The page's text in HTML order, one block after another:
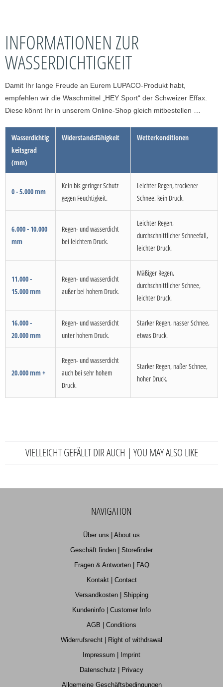
INFORMATIONEN ZUR
WASSERDICHTIGKEIT
Damit Ihr lange Freude an Eurem LUPACO-Produkt habt,
empfehlen wir die Waschmittel „HEY Sport“ der Schweizer Effax.
Diese könnt Ihr in unserem Online-Shop gleich mitbestellen …
Wasserdichtig
keitsgrad
(mm)
Widerstandsfähigkeit Wetterkonditionen
0 - 5.000 mm
Kein bis geringer Schutz
gegen Feuchtigkeit.
Leichter Regen, trockener
Schnee, kein Druck.
6.000 - 10.000
mm
Regen- und wasserdicht
bei leichtem Druck.
Leichter Regen,
durchschnittlicher Schneefall,
leichter Druck.
11.000 -
15.000 mm
Regen- und wasserdicht
außer bei hohem Druck.
Mäßiger Regen,
durchschnittlicher Schnee,
leichter Druck.
16.000 -
20.000 mm
Regen- und wasserdicht
unter hohem Druck.
Starker Regen, nasser Schnee,
etwas Druck.
20.000 mm +
Regen- und wasserdicht
auch bei sehr hohem
Druck.
Starker Regen, naßer Schnee,
hoher Druck.
VIELLEICHT GEFÄLLT DIR AUCH | YOU MAY ALSO LIKE
NAVIGATION
Über uns | About us
Geschäft finden | Storefinder
Fragen & Antworten | FAQ
Kontakt | Contact
Versandkosten | Shipping
Kundeninfo | Customer Info
AGB | Conditions
Widerrufsrecht | Right of withdrawal
Impressum | Imprint
Datenschutz | Privacy
Allgemeine Geschäftsbedingungen